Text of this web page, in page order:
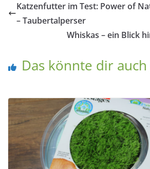
Katzenfutter im Test: Power of
– Taubertalperser
Whiskas – ein Blick
Das könnte dir